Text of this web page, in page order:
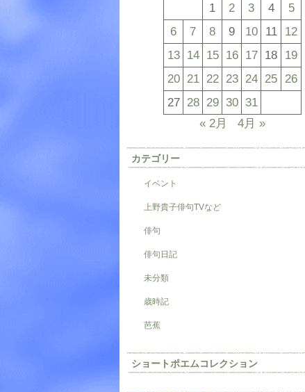
1
2 3 4
5
6
7 8 9 10 11
12
13 14 15 16 17 18 19
20 21 22 23 24 25 26
27 28 29 30 31
« 2月
4月 »
カテゴリー
イベント
上野貴子俳句TVなど
俳句
俳句日記
未分類
歳時記
芭蕉
ショートポエムコレクション